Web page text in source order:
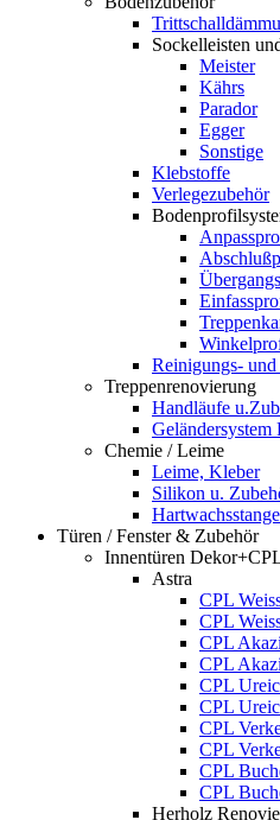
Sockelleisten
Meister
Kährs
Parador
Egger
Sonstige
Klebstoffe
Verlegezubehör
Reinigungs-
Treppenrenovierung
Handläufe
Geländersystem
Chemie / Leime
Leime, Kleber
Silikon u.
Türen / Fenster & Zubehör
Innentüren
Astra
CPL
CPL
CPL
CPL
CPL
CPL
CPL
CPL
CPL
CPL
Herholz